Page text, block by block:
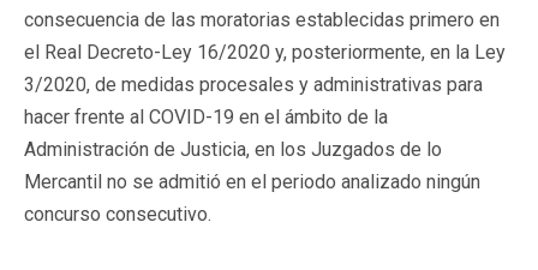
consecuencia de las moratorias establecidas primero en
el Real Decreto-Ley 16/2020 y, posteriormente, en la Ley
3/2020, de medidas procesales y administrativas para
hacer frente al COVID-19 en el ámbito de la
Administración de Justicia, en los Juzgados de lo
Mercantil no se admitió en el periodo analizado ningún
concurso consecutivo.